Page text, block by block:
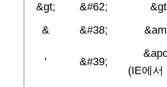
&gt;
&#62;
&
&#38;
' &#39;
(IE에서